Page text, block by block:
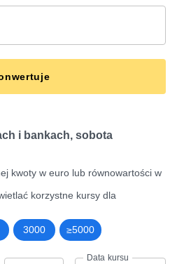
i bankach, sobota
kwoty w euro lub równowartości w
korzystne kursy dla
3000 ≥5000
Data kursu